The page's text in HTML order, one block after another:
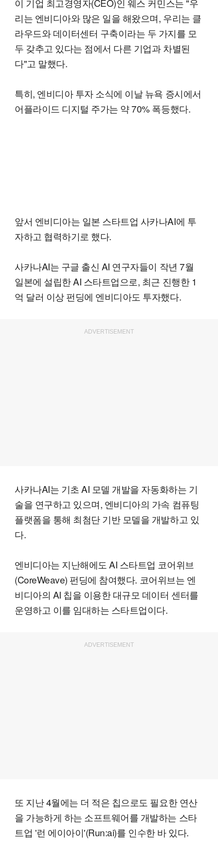
리는 엔비디아와 많은 일을 해왔으며, 우리는 클
라우드와 데이터센터 구축이라는 두 가지를 모
두 갖추고 있다는 점에서 다른 기업과 차별된
다"고 말했다.
특히, 엔비디아 투자 소식에 이날 뉴욕 증시에서
어플라이드 디지털 주가는 약 70% 폭등했다.
앞서 엔비디아는 일본 스타트업 사카나AI에 투
자하고 협력하기로 했다.
사카나AI는 구글 출신 AI 연구자들이 작년 7월
일본에 설립한 AI 스타트업으로, 최근 진행한 1
억 달러 이상 펀딩에 엔비디아도 투자했다.
ADVERTISEMENT
사카나AI는 기초 AI 모델 개발을 자동화하는 기
술을 연구하고 있으며, 엔비디아의 가속 컴퓨팅
플랫폼을 통해 최첨단 기반 모델을 개발하고 있
다.
엔비디아는 지난해에도 AI 스타트업 코어위브
(CoreWeave) 펀딩에 참여했다. 코어위브는 엔
비디아의 AI 칩을 이용한 대규모 데이터 센터를
운영하고 이를 임대하는 스타트업이다.
ADVERTISEMENT
또 지난 4월에는 더 적은 칩으로도 필요한 연산
을 가능하게 하는 소프트웨어를 개발하는 스타
트업 '런 에이아이'(Run:ai)를 인수한 바 있다.